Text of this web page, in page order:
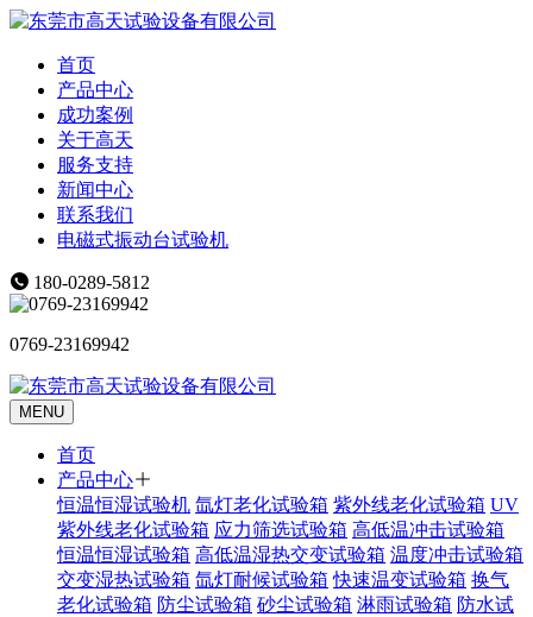
首页
产品中心
成功案例
关于高天
服务支持
新闻中心
联系我们
电磁式振动台试验机
180-0289-5812
0769-23169942
MENU
首页
产品中心
恒温恒湿试验机 氙灯老化试验箱 紫外线老化试验箱 UV
紫外线老化试验箱 应力筛选试验箱 高低温冲击试验箱
恒温恒湿试验箱 高低温湿热交变试验箱 温度冲击试验箱
交变湿热试验箱 氙灯耐候试验箱 快速温变试验箱 换气
老化试验箱 防尘试验箱 砂尘试验箱 淋雨试验箱 防水试